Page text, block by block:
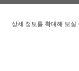
상세 정보를 확대해 보실